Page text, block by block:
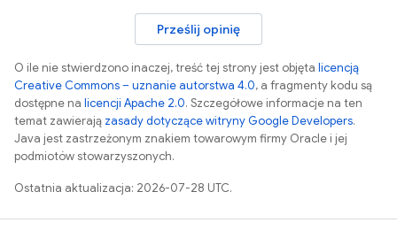
Prześlij opinię
O ile nie stwierdzono inaczej, treść tej strony jest objęta licencją
Creative Commons – uznanie autorstwa 4.0, a fragmenty kodu są
dostępne na licencji Apache 2.0. Szczegółowe informacje na ten
temat zawierają zasady dotyczące witryny Google Developers.
Java jest zastrzeżonym znakiem towarowym firmy Oracle i jej
podmiotów stowarzyszonych.
Ostatnia aktualizacja: 2026-07-28 UTC.